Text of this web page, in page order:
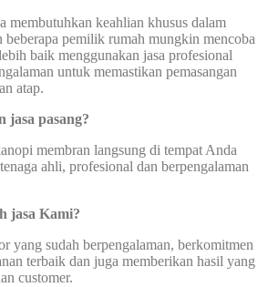
membutuhkan keahlian khusus dalam
beberapa pemilik rumah mungkin mencoba
baik menggunakan jasa profesional
untuk memastikan pemasangan
atap.
jasa pasang?
membran langsung di tempat Anda
ahli, profesional dan berpengalaman
jasa Kami?
yang sudah berpengalaman, berkomitmen
terbaik dan juga memberikan hasil yang
customer.